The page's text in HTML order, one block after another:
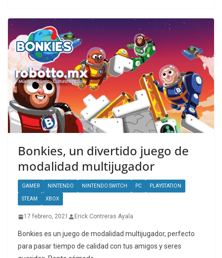
Bonkies, un divertido juego de
modalidad multijugador
GAMER NINTENDO NINTENDO SWITCH PC PLAYSTATION
STEAM XBOX
17 febrero, 2021 Erick Contreras Ayala
Bonkies es un juego de modalidad multijugador, perfecto
para pasar tiempo de calidad con tus amigos y seres